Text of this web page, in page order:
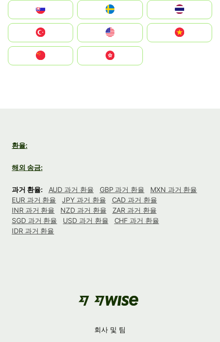
United States
中國香港特別行政區
환율:
해외 송금:
과거 환율: AUD 과거 환율 GBP 과거 환율
MXN 과거 환율
EUR 과거 환율
JPY 과거 환율
CAD 과거 환율
INR 과거 환율
NZD 과거 환율
ZAR 과거 환율
SGD 과거 환율
USD 과거 환율
CHF 과거 환율
IDR 과거 환율
회사 및 팀